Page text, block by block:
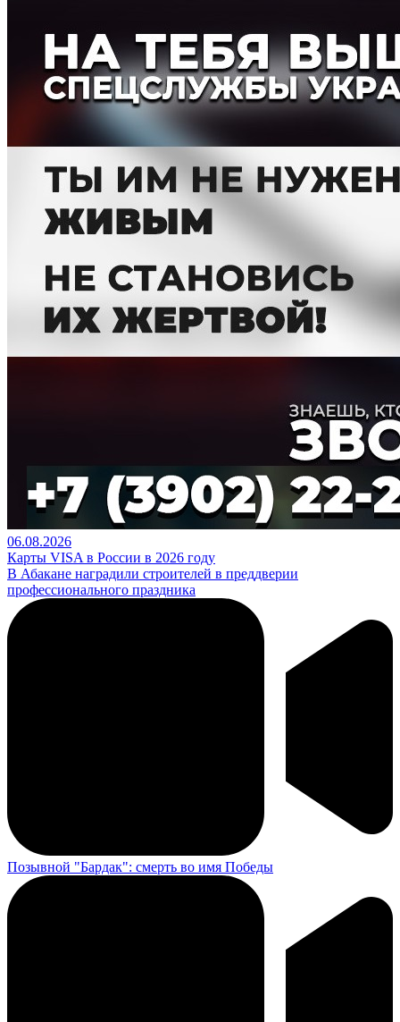
06.08.2026
Карты VISA в России в 2026 году
В Абакане наградили строителей в преддверии
профессионального праздника
Позывной "Бардак": смерть во имя Победы